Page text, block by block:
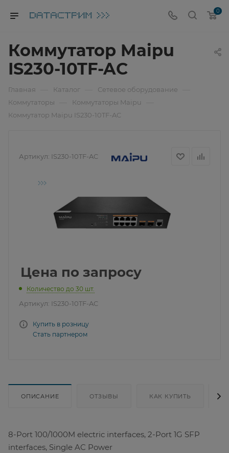
0
Коммутатор Maipu
IS230-10TF-AC
Главная Каталог Сетевое оборудование
Коммутаторы Коммутаторы Maipu
Коммутатор Maipu IS230-10TF-AC
Артикул: IS230-10TF-AC
Цена по запросу
Количество до 30 шт.
Артикул: IS230-10TF-AC
Купить в розницу
Стать партнером
ОПИСАНИЕ ОТЗЫВЫ КАК КУПИТЬ
8-Port 100/1000M electric interfaces, 2-Port 1G SFP
interfaces, Single AC Power